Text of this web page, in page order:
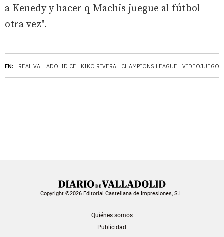
EN: REAL VALLADOLID CF KIKO RIVERA CHAMPIONS LEAGUE VIDEOJUEGOS
a Kenedy y hacer q Machis juegue al fútbol
otra vez".
Copyright ©2026 Editorial Castellana de Impresiones, S.L.
Quiénes somos
Publicidad